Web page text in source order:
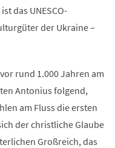
das UNESCO-
der Ukraine –
rund 1.000 Jahren am
Antonius folgend,
am Fluss die ersten
der christliche Glaube
Großreich, das